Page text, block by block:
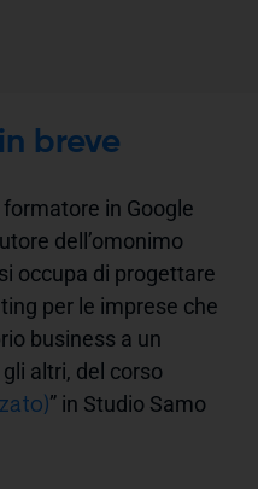
breve
in Google
occupa di progettare
per le imprese che
business a un
altri, del corso
” in Studio Samo